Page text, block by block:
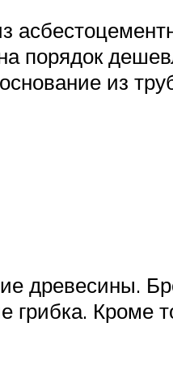
порядок
из
древесины.
Кроме